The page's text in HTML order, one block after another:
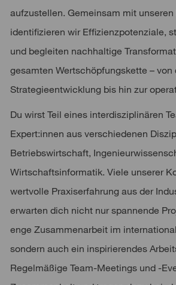
aufzustellen. Gemeinsam mit
identifizieren wir Effizienzpotenziale,
und begleiten nachhaltige
gesamten Wertschöpfungskette – von
Strategieentwicklung bis hin zur
Du wirst Teil eines interdisziplinären
Expert:innen aus verschiedenen
Betriebswirtschaft,
Wirtschaftsinformatik. Viele unserer
wertvolle Praxiserfahrung aus der
erwarten dich nicht nur spannende
enge Zusammenarbeit im
sondern auch ein inspirierendes
Regelmäßige Team-Meetings und -